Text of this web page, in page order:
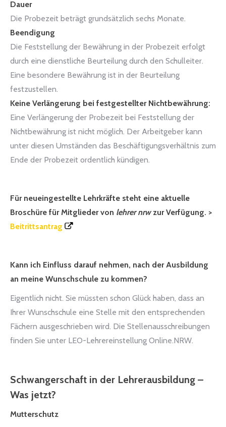
Dauer
Die Probezeit beträgt grundsätzlich sechs Monate.
Beendigung
Die Feststellung der Bewährung in der Probezeit erfolgt
durch eine dienstliche Beurteilung durch den Schulleiter.
Eine besondere Bewährung ist in der Beurteilung
festzustellen.
Keine Verlängerung bei festgestellter Nichtbewährung:
Eine Verlängerung der Probezeit bei Feststellung der
Nichtbewährung ist nicht möglich. Der Arbeitgeber kann
unter diesen Umständen das Beschäftigungsverhältnis zum
Ende der Probezeit ordentlich kündigen.
Für neueingestellte Lehrkräfte steht eine aktuelle
Broschüre für Mitglieder von lehrer nrwzur Verfügung. >
Beitrittsantrag
Kann ich Einfluss darauf nehmen, nach der Ausbildung
an meine Wunschschule zu kommen?
Eigentlich nicht. Sie müssten schon Glück haben, dass an
Ihrer Wunschschule eine Stelle mit den entsprechenden
Fächern ausgeschrieben wird. Die Stellenausschreibungen
finden Sie unter LEO-Lehrereinstellung Online.NRW.
Schwangerschaft in der Lehrerausbildung –
Was jetzt?
Mutterschutz